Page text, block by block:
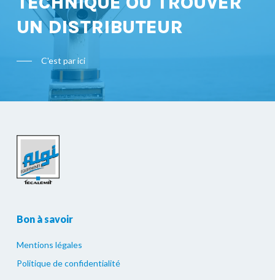
UN DISTRIBUTEUR
C'est par ici
Bon à savoir
Mentions légales
Politique de confidentialité